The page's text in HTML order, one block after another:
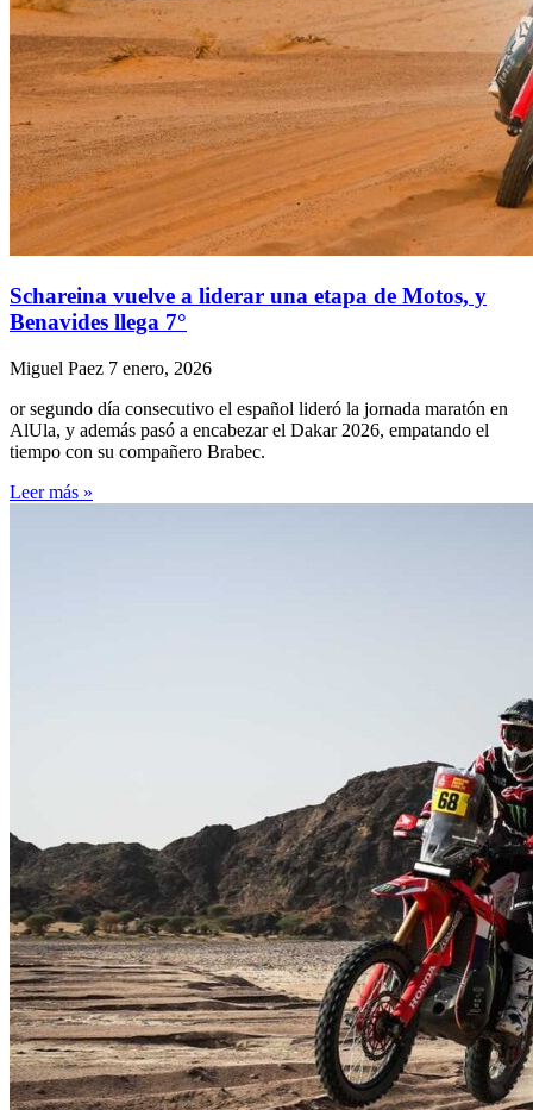
Schareina vuelve a liderar una etapa de Motos, y
Benavides llega 7°
Miguel Paez 7 enero, 2026
or segundo día consecutivo el español lideró la jornada maratón en
AlUla, y además pasó a encabezar el Dakar 2026, empatando el
tiempo con su compañero Brabec.
Leer más »